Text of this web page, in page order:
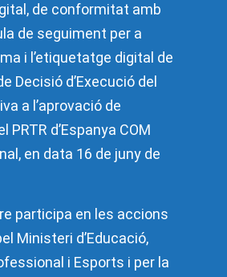
de conformitat amb
de seguiment per a
i l’etiquetatge digital de
Decisió d’Execució del
a l’aprovació de
PRTR d’Espanya COM
en data 16 de juny de
participa en les accions
Ministeri d’Educació,
i Esports i per la